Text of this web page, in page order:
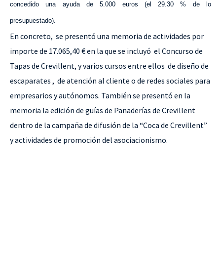
concedido una ayuda de 5.000 euros (el 29.30 % de lo
presupuestado).
En concreto, se presentó una memoria de actividades por
importe de 17.065,40 € en la que se incluyó el Concurso de
Tapas de Crevillent, y varios cursos entre ellos de diseño de
escaparates , de atención al cliente o de redes sociales para
empresarios y autónomos. También se presentó en la
memoria la edición de guías de Panaderías de Crevillent
dentro de la campaña de difusión de la “Coca de Crevillent”
y actividades de promoción del asociacionismo.